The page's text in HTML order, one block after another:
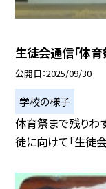
生徒会通信「体
公開日 2025/09/30
学校の様子
体育祭まで残りわ
徒に向けて「生徒